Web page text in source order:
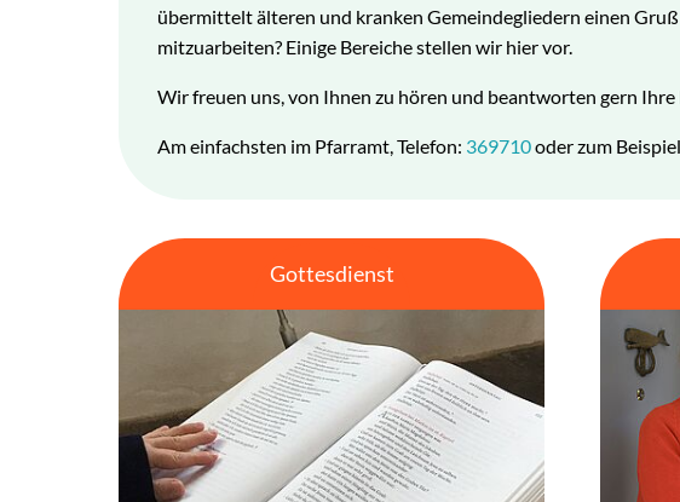
übermittelt älteren und kranken Gemeindegliedern einen
mitzuarbeiten? Einige Bereiche stellen wir hier vor.
Wir freuen uns, von Ihnen zu hören und beantworten gern Ihre
Am einfachsten im Pfarramt, Telefon: 369710oder zum
Gottesdienst